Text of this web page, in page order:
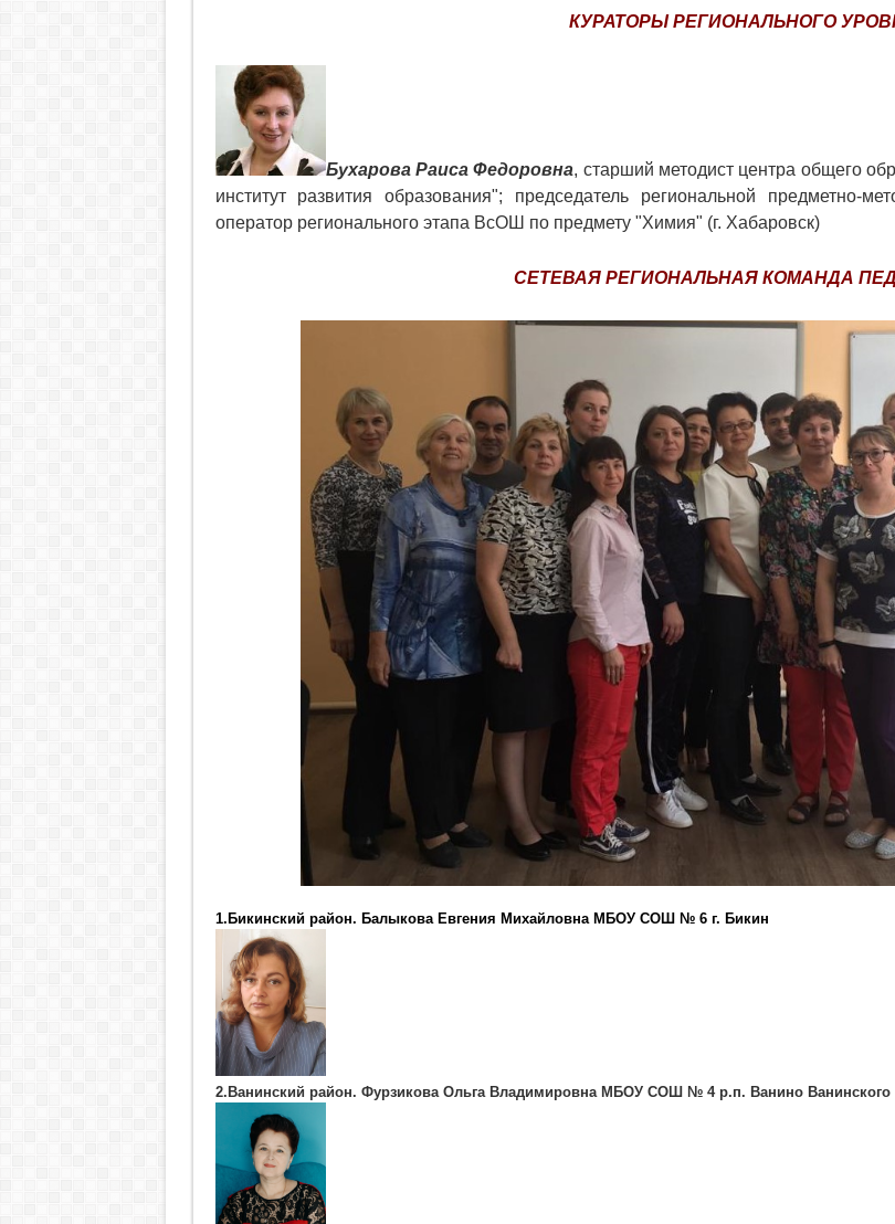
КУРАТОРЫ РЕГИОНАЛЬНОГО
Бухарова Раиса Федоровна, старший методист центра общего
институт развития образования"; председатель региональной предметно-
оператор регионального этапа ВсОШ по предмету "Химия" (г. Хабаровск)
СЕТЕВАЯ РЕГИОНАЛЬНАЯ КОМАНДА
1.Бикинский район. Балыкова Евгения Михайловна МБОУ СОШ № 6 г. Бикин
2.Ванинский район. Фурзикова Ольга Владимировна МБОУ СОШ № 4 р.п. Ванино Ванинского